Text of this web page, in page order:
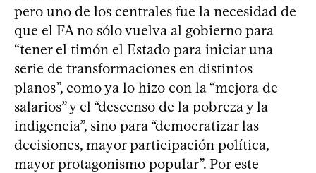
pero uno de los centrales fue la necesidad de
que el FA no sólo vuelva al gobierno para
“tener el timón el Estado para iniciar una
serie de transformaciones en distintos
planos”, como ya lo hizo con la “mejora de
salarios” y el “descenso de la pobreza y la
indigencia”, sino para “democratizar las
decisiones, mayor participación política,
mayor protagonismo popular”. Por este